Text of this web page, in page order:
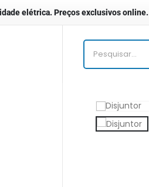
elétrica. Preços exclusivos online.